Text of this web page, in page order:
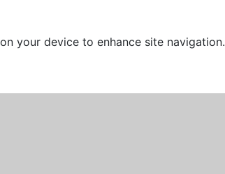
your device to enhance site navigation.